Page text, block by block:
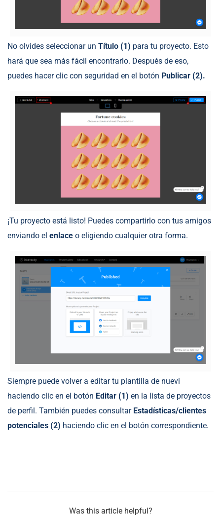
No olvides seleccionar un Título (1) para tu proyecto. Esto
hará que sea más fácil encontrarlo. Después de eso,
puedes hacer clic con seguridad en el botón Publicar (2).
¡Tu proyecto está listo! Puedes compartirlo con tus amigos
enviando el enlace o eligiendo cualquier otra forma.
Siempre puede volver a editar tu plantilla de nuevi
haciendo clic en el botón Editar (1) en la lista de proyectos
de perfil. También puedes consultar Estadísticas/clientes
potenciales (2) haciendo clic en el botón correspondiente.
Was this article helpful?